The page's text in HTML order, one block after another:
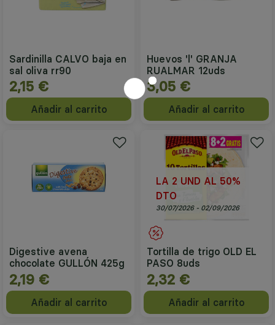
Sardinilla CALVO baja en
sal oliva rr90
2,15 €
Añadir al carrito
Huevos 'l' GRANJA
RUALMAR 12uds
3,05 €
Añadir al carrito
Digestive avena
chocolate GULLÓN 425g
2,19 €
Añadir al carrito
LA 2 UND AL 50%
DTO
30/07/2026 - 02/09/2026
Tortilla de trigo OLD EL
PASO 8uds
2,32 €
Añadir al carrito